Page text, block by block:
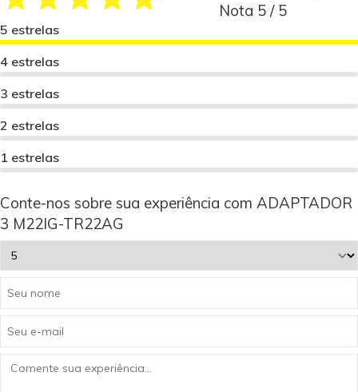
Nota 5 / 5
5 estrelas
4 estrelas
3 estrelas
2 estrelas
1 estrelas
Conte-nos sobre sua experiência com ADAPTADOR
3 M22IG-TR22AG